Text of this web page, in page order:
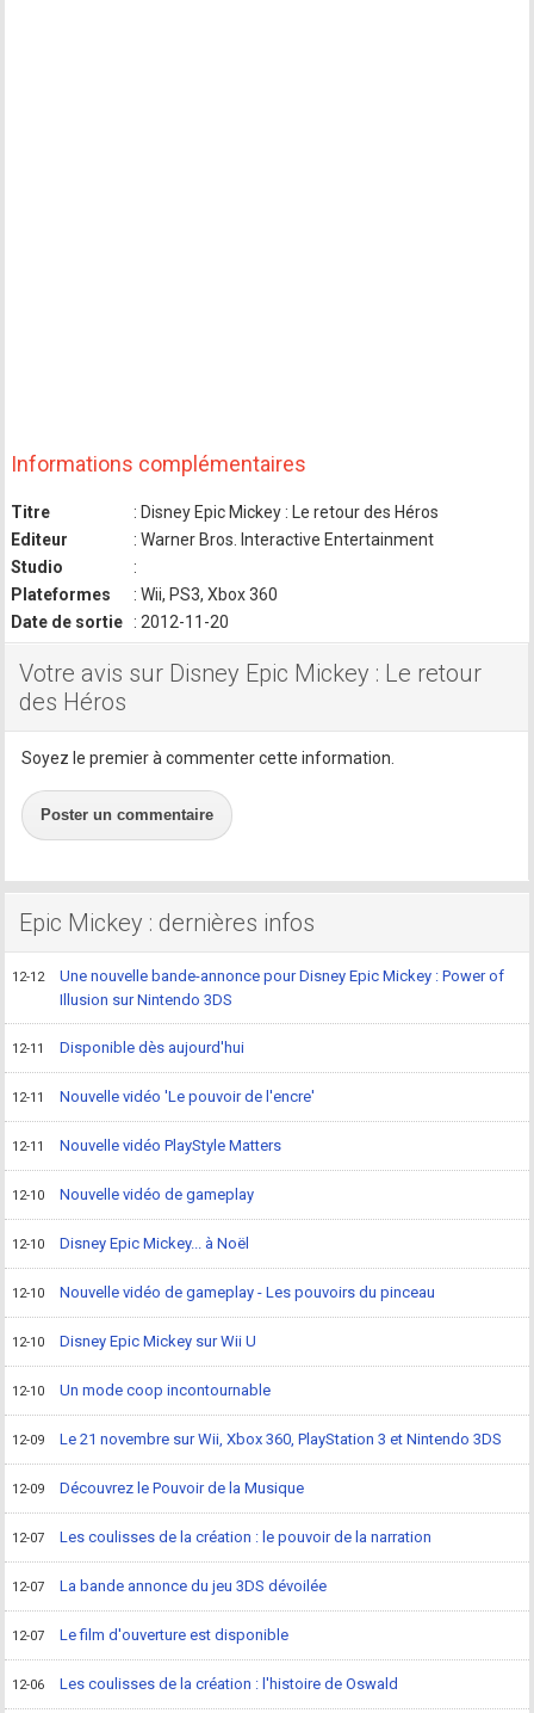
Informations complémentaires
Titre
: Disney Epic Mickey : Le retour des Héros
Editeur
: Warner Bros. Interactive Entertainment
Studio
:
Plateformes
: Wii, PS3, Xbox 360
Date de sortie
: 2012-11-20
Votre avis sur Disney Epic Mickey : Le retour
des Héros
Soyez le premier à commenter cette information.
Poster un commentaire
Epic Mickey : dernières infos
12-12
Une nouvelle bande-annonce pour Disney Epic Mickey : Power of
Illusion sur Nintendo 3DS
12-11 Disponible dès aujourd'hui
12-11 Nouvelle vidéo 'Le pouvoir de l'encre'
12-11 Nouvelle vidéo PlayStyle Matters
12-10 Nouvelle vidéo de gameplay
12-10 Disney Epic Mickey... à Noël
12-10 Nouvelle vidéo de gameplay - Les pouvoirs du pinceau
12-10 Disney Epic Mickey sur Wii U
12-10 Un mode coop incontournable
12-09 Le 21 novembre sur Wii, Xbox 360, PlayStation 3 et Nintendo 3DS
12-09 Découvrez le Pouvoir de la Musique
12-07 Les coulisses de la création : le pouvoir de la narration
12-07 La bande annonce du jeu 3DS dévoilée
12-07 Le film d'ouverture est disponible
12-06 Les coulisses de la création : l'histoire de Oswald